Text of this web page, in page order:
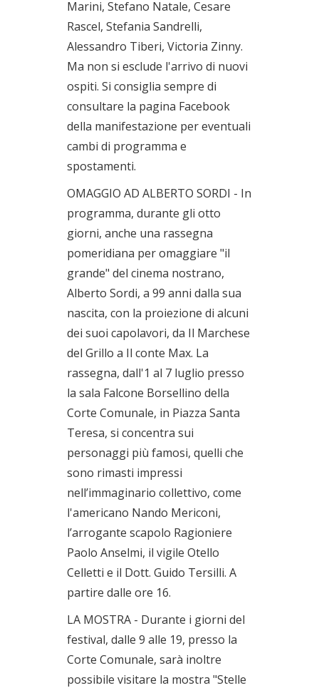
Marini, Stefano Natale, Cesare
Rascel, Stefania Sandrelli,
Alessandro Tiberi, Victoria Zinny.
Ma non si esclude l'arrivo di nuovi
ospiti. Si consiglia sempre di
consultare la pagina Facebook
della manifestazione per eventuali
cambi di programma e
spostamenti.
OMAGGIO AD ALBERTO SORDI - In
programma, durante gli otto
giorni, anche una rassegna
pomeridiana per omaggiare "il
grande" del cinema nostrano,
Alberto Sordi, a 99 anni dalla sua
nascita, con la proiezione di alcuni
dei suoi capolavori, da Il Marchese
del Grillo a Il conte Max. La
rassegna, dall'1 al 7 luglio presso
la sala Falcone Borsellino della
Corte Comunale, in Piazza Santa
Teresa, si concentra sui
personaggi più famosi, quelli che
sono rimasti impressi
nell’immaginario collettivo, come
l'americano Nando Mericoni,
l’arrogante scapolo Ragioniere
Paolo Anselmi, il vigile Otello
Celletti e il Dott. Guido Tersilli. A
partire dalle ore 16.
LA MOSTRA - Durante i giorni del
festival, dalle 9 alle 19, presso la
Corte Comunale, sarà inoltre
possibile visitare la mostra "Stelle